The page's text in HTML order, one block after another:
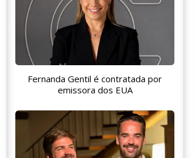
Fernanda Gentil é contratada por
emissora dos EUA